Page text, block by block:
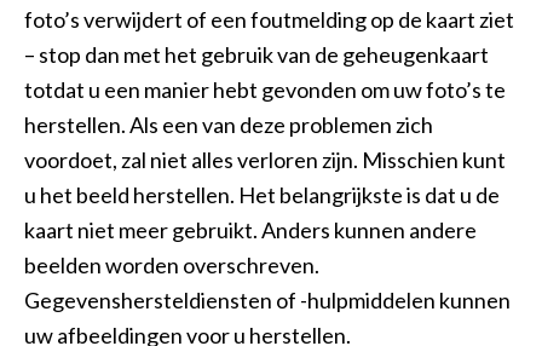
foto’s verwijdert of een foutmelding op de kaart ziet
– stop dan met het gebruik van de geheugenkaart
totdat u een manier hebt gevonden om uw foto’s te
herstellen. Als een van deze problemen zich
voordoet, zal niet alles verloren zijn. Misschien kunt
u het beeld herstellen. Het belangrijkste is dat u de
kaart niet meer gebruikt. Anders kunnen andere
beelden worden overschreven.
Gegevenshersteldiensten of -hulpmiddelen kunnen
uw afbeeldingen voor u herstellen.